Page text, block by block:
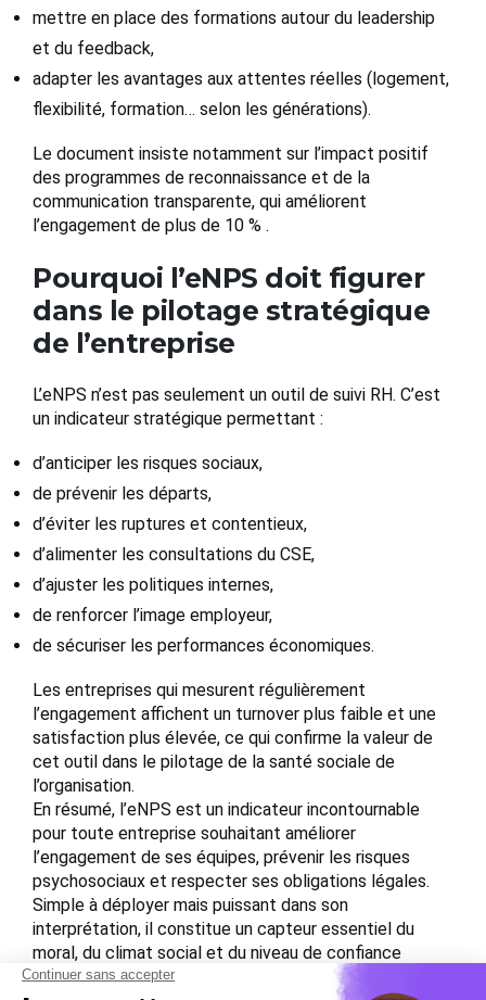
mettre en place des formations autour du leadership
et du feedback,
adapter les avantages aux attentes réelles (logement,
flexibilité, formation… selon les générations).
Le document insiste notamment sur l’impact positif
des programmes de reconnaissance et de la
communication transparente, qui améliorent
l’engagement de plus de 10 % .
Pourquoi l’eNPS doit figurer
dans le pilotage stratégique
de l’entreprise
L’eNPS n’est pas seulement un outil de suivi RH. C’est
un indicateur stratégique permettant :
d’anticiper les risques sociaux,
de prévenir les départs,
d’éviter les ruptures et contentieux,
d’alimenter les consultations du CSE,
d’ajuster les politiques internes,
de renforcer l’image employeur,
de sécuriser les performances économiques.
Les entreprises qui mesurent régulièrement
l’engagement affichent un turnover plus faible et une
satisfaction plus élevée, ce qui confirme la valeur de
cet outil dans le pilotage de la santé sociale de
l’organisation.
En résumé, l’eNPS est un indicateur incontournable
pour toute entreprise souhaitant améliorer
l’engagement de ses équipes, prévenir les risques
psychosociaux et respecter ses obligations légales.
Simple à déployer mais puissant dans son
interprétation, il constitue un capteur essentiel du
moral, du climat social et du niveau de confiance
interne. Les dirigeants qui l’utilisent avec méthode